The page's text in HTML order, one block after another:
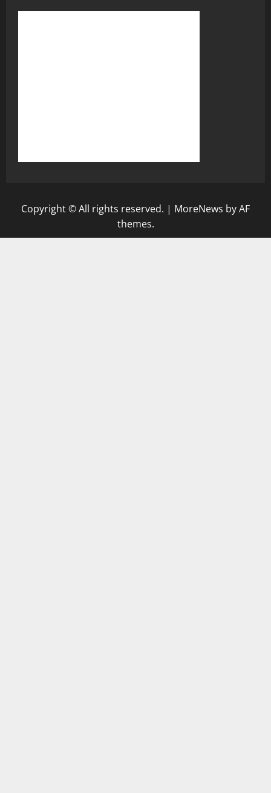
Copyright © All rights reserved. | MoreNews by AF
themes.